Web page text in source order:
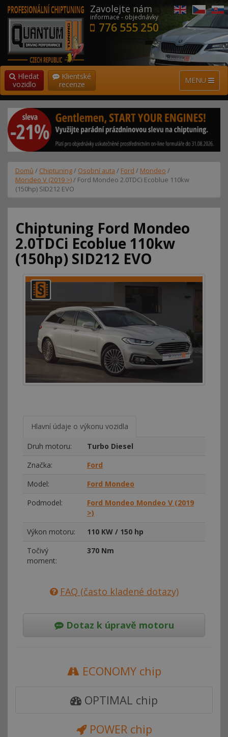
Zavolejte nám
informace - objednávky
776 555 250
MENU
Hledat
vozidlo
Klientské
recenze
Domů / Chiptuning/ Osobní auta / Ford / Mondeo /
Mondeo V (2019 >)/ Ford Mondeo 2.0TDCi Ecoblue 110kw
(150hp) SID212 EVO
Chiptuning Ford Mondeo
2.0TDCi Ecoblue 110kw
(150hp) SID212 EVO
Hlavní údaje o výkonu vozidla
Druh motoru:
Turbo Diesel
Značka:
Ford
Model:
Ford Mondeo
Podmodel:
Ford Mondeo Mondeo V (2019
>)
Výkon motoru:
110 KW / 150 hp
Točivý
moment:
370 Nm
FAQ (často kladené dotazy)
Dotaz k úpravě motoru
ECONOMY chip
OPTIMAL chip
POWER chip